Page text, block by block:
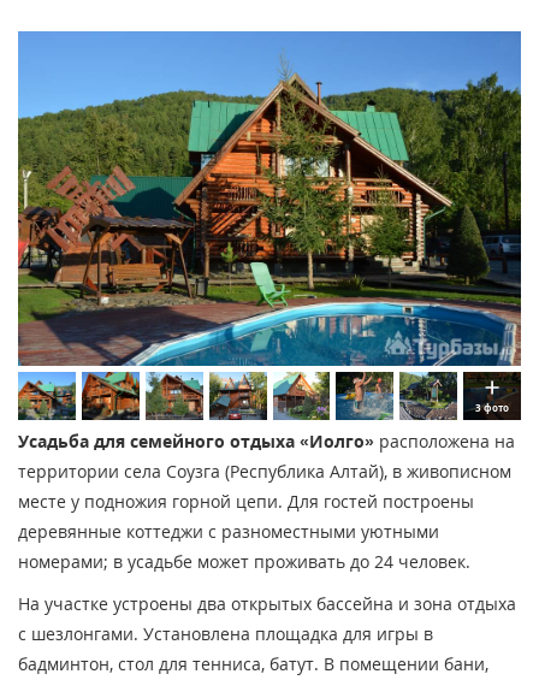
3 фото
Усадьба для семейного отдыха «Иолго» расположена на
территории села Соузга (Республика Алтай), в живописном
месте у подножия горной цепи. Для гостей построены
деревянные коттеджи с разноместными уютными
номерами; в усадьбе может проживать до 24 человек.
На участке устроены два открытых бассейна и зона отдыха
с шезлонгами. Установлена площадка для игры в
бадминтон, стол для тенниса, батут. В помещении бани,